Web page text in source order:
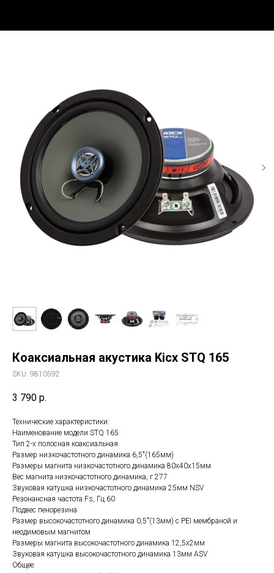
Коаксиальная акустика Kicx STQ 165
SKU: 9810592
3 790 р.
Технические характеристики:
Наименование модели STQ 165
Тип 2-x полосная коаксиальная
Размер низкочастотного динамика 6,5"(165мм)
Размеры магнита низкочастотного динамика 80x40x15мм
Вес магнита низкочастотного динамика, г 277
Звуковая катушка низкочастотного динамика 25мм NSV
Резонансная частота Fs, Гц 60
Подвес пенорезина
Размер высокочастотного динамика 0,5"(13мм) с PEI мембраной и
неодимовым магнитом
Размеры магнита высокочастотного динамика 12,5x2мм
Звуковая катушка высокочастотного динамика 13мм ASV
Общее: